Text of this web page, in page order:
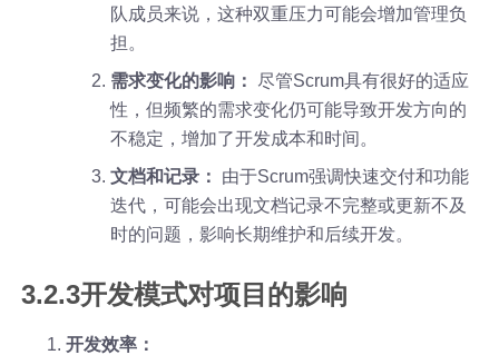
队成员来说，这种双重压力可能会增加管理负
担。
需求变化的影响：
尽管Scrum具有很好的适应
性，但频繁的需求变化仍可能导致开发方向的
不稳定，增加了开发成本和时间。
文档和记录：
由于Scrum强调快速交付和功能
迭代，可能会出现文档记录不完整或更新不及
时的问题，影响长期维护和后续开发。
3.2.3开发模式对项目的影响
开发效率：